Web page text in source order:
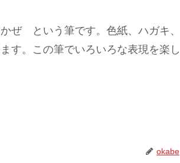
ぜ という筆です。色紙、ハガキ、
す。この筆でいろいろな表現を楽し
okabe